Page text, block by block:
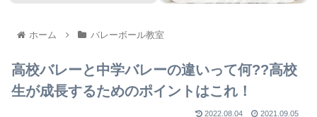
ホーム バレーボール教室
高校バレーと中学バレーの違いって何??高校
生が成長するためのポイントはこれ！
2022.08.04 2021.09.05